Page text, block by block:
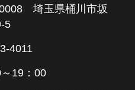
埼玉県桶川市坂
5
4011
19：00